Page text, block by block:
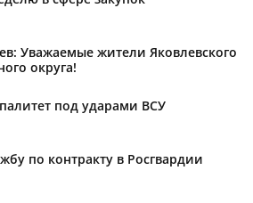
Уважаемые жители Яковлевского
округа!
под ударами ВСУ
по контракту в Росгвардии